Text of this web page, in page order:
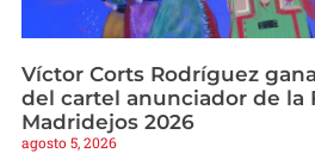
Víctor Corts Rodríguez
del cartel anunciador de la
Madridejos 2026
agosto 5, 2026